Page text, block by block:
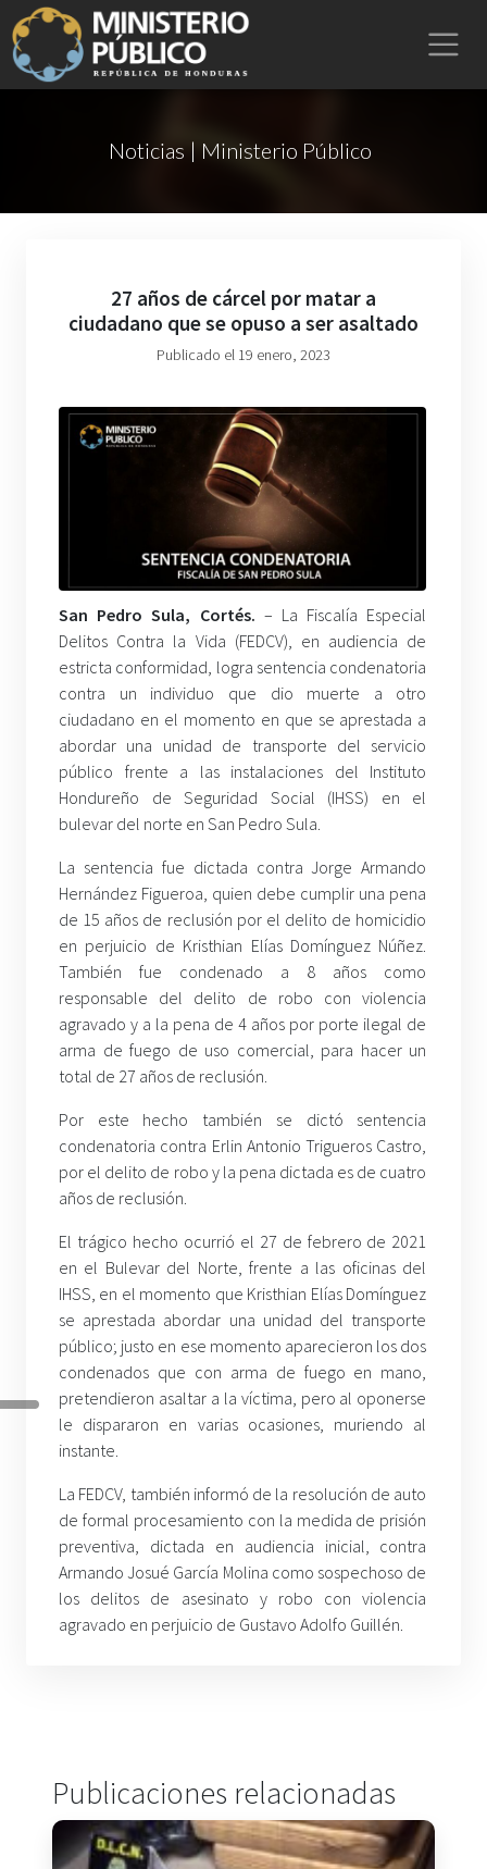
Noticias | Ministerio Público
27 años de cárcel por matar a
ciudadano que se opuso a ser asaltado
Publicado el 19 enero, 2023
San Pedro Sula, Cortés. – La Fiscalía Especial
Delitos Contra la Vida (FEDCV), en audiencia de
estricta conformidad, logra sentencia condenatoria
contra un individuo que dio muerte a otro
ciudadano en el momento en que se aprestada a
abordar una unidad de transporte del servicio
público frente a las instalaciones del Instituto
Hondureño de Seguridad Social (IHSS) en el
bulevar del norte en San Pedro Sula.
La sentencia fue dictada contra Jorge Armando
Hernández Figueroa, quien debe cumplir una pena
de 15 años de reclusión por el delito de homicidio
en perjuicio de Kristhian Elías Domínguez Núñez.
También fue condenado a 8 años como
responsable del delito de robo con violencia
agravado y a la pena de 4 años por porte ilegal de
arma de fuego de uso comercial, para hacer un
total de 27 años de reclusión.
Por este hecho también se dictó sentencia
condenatoria contra Erlin Antonio Trigueros Castro,
por el delito de robo y la pena dictada es de cuatro
años de reclusión.
El trágico hecho ocurrió el 27 de febrero de 2021
en el Bulevar del Norte, frente a las oficinas del
IHSS, en el momento que Kristhian Elías Domínguez
se aprestada abordar una unidad del transporte
público; justo en ese momento aparecieron los dos
condenados que con arma de fuego en mano,
pretendieron asaltar a la víctima, pero al oponerse
le dispararon en varias ocasiones, muriendo al
instante.
La FEDCV, también informó de la resolución de auto
de formal procesamiento con la medida de prisión
preventiva, dictada en audiencia inicial, contra
Armando Josué García Molina como sospechoso de
los delitos de asesinato y robo con violencia
agravado en perjuicio de Gustavo Adolfo Guillén.
Publicaciones relacionadas